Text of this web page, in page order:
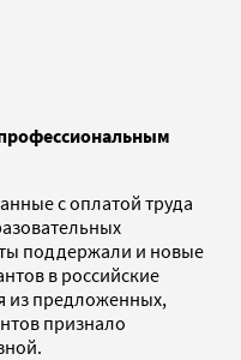
с оплатой труда
поддержали и новые
в российские
из предложенных,
признало